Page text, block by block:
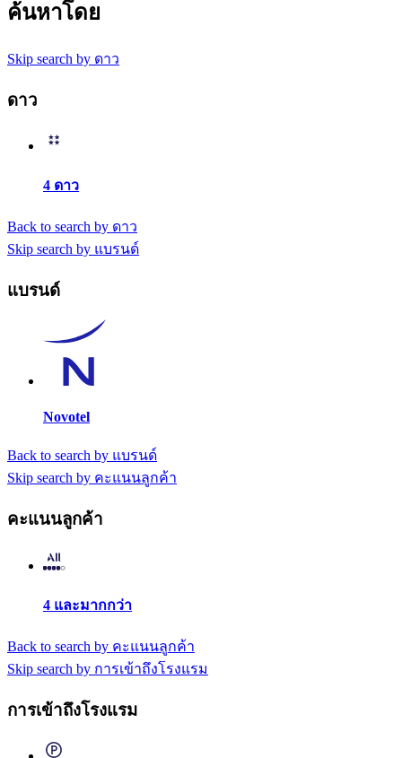
ค้นหาโดย
Skip search by ดาว
ดาว
4 ดาว
Back to search by ดาว
Skip search by แบรนด์
แบรนด์
Novotel
Back to search by แบรนด์
Skip search by คะแนนลูกค้า
คะแนนลูกค้า
4 และมากกว่า
Back to search by คะแนนลูกค้า
Skip search by การเข้าถึงโรงแรม
การเข้าถึงโรงแรม